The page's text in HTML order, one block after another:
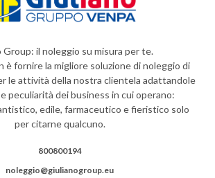
Group: il noleggio su misura per te.
è fornire la migliore soluzione di noleggio di
le attività della nostra clientela adattandole
peculiarità dei business in cui operano:
edile, farmaceutico e fieristico solo
per citarne qualcuno.
800800194
noleggio@giulianogroup.eu